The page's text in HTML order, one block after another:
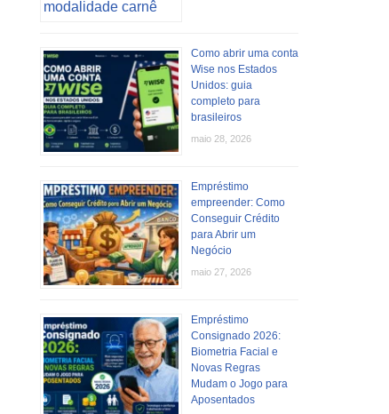
Como abrir uma conta
Wise nos Estados
Unidos: guia
completo para
brasileiros
maio 28, 2026
Empréstimo
empreender: Como
Conseguir Crédito
para Abrir um
Negócio
maio 27, 2026
Empréstimo
Consignado 2026:
Biometria Facial e
Novas Regras
Mudam o Jogo para
Aposentados